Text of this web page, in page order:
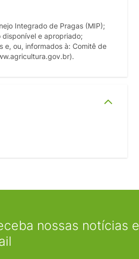
Integrado de Pragas (MIP);
e apropriado;
e, ou, informados à: Comitê de
nossas notícias e